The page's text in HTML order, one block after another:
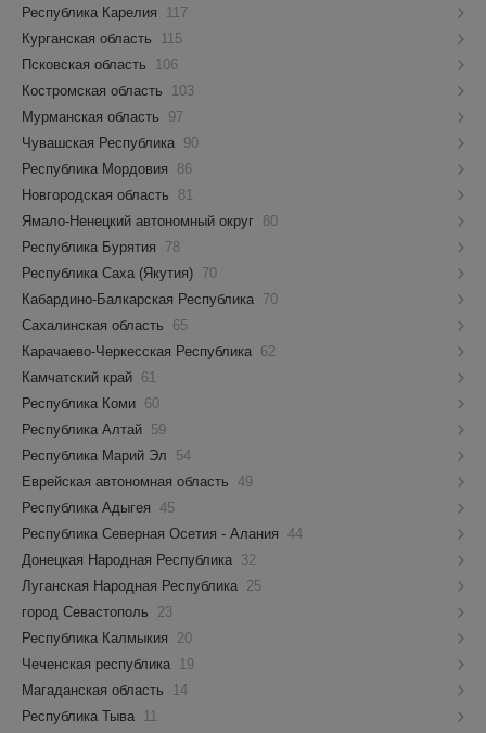
Республика Карелия
117
Курганская область
115
Псковская область
106
Костромская область
103
Мурманская область
97
Чувашская Республика 90
Республика Мордовия
86
Новгородская область
81
Ямало-Ненецкий автономный округ 80
Республика Бурятия
78
Республика Саха (Якутия) 70
Кабардино-Балкарская Республика 70
Сахалинская область
65
Карачаево-Черкесская Республика 62
Камчатский край 61
Республика Коми 60
Республика Алтай 59
Республика Марий Эл
54
Еврейская автономная область 49
Республика Адыгея 45
Республика Северная Осетия - Алания 44
Донецкая Народная Республика 32
Луганская Народная Республика 25
город Севастополь
23
Республика Калмыкия
20
Чеченская республика 19
Магаданская область
14
Республика Тыва 11